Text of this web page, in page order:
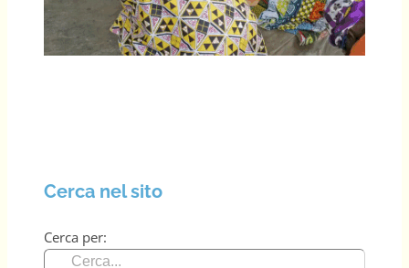
Cerca nel sito
Cerca per: